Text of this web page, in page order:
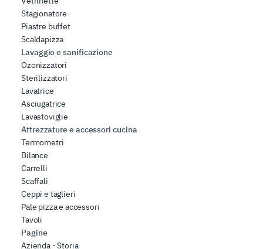
Stagionatore
Piastre buffet
Scaldapizza
Lavaggio e sanificazione
Ozonizzatori
Sterilizzatori
Lavatrice
Asciugatrice
Lavastoviglie
Attrezzature e accessori cucina
Termometri
Bilance
Carrelli
Scaffali
Ceppi e taglieri
Pale pizza e accessori
Tavoli
Pagine
Azienda - Storia